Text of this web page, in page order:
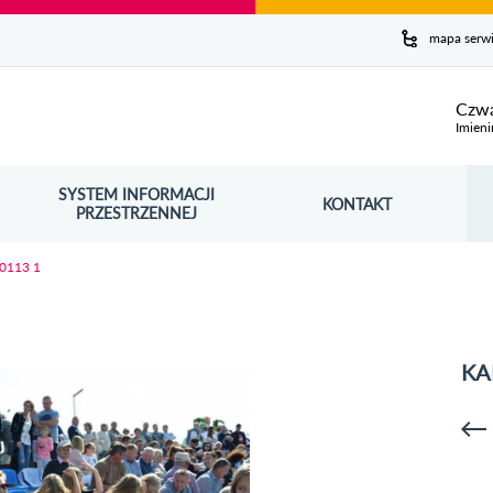
mapa
SYSTEM INFORMACJI
PRZESTRZENNEJ
OTWORZY SIĘ W NOWYM OKNIE KONTAKT
1